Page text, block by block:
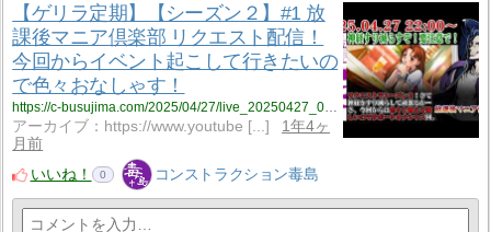
【ゲリラ定期】【シーズン２】#1 放
課後マニア倶楽部 リクエスト配信！
今回からイベント起こして行きたいの
で色々おなしゃす！
アーカイブ：https://www.youtube [...]
1年4ヶ
月前
いいね！
0 コンストラクション毒島